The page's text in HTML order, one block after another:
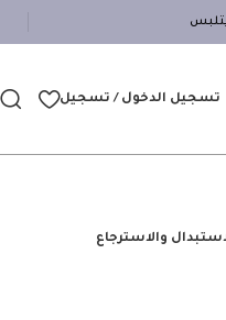
تسجيل الدخول / تسجيل
والاسترجاع